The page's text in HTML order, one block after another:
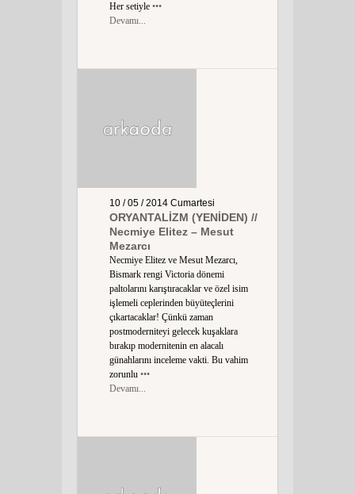
Her setiyle •••
Devamı...
10 / 05 / 2014 Cumartesi
ORYANTALİZM (YENİDEN) //
Necmiye Elitez – Mesut
Mezarcı
Necmiye Elitez ve Mesut Mezarcı,
Bismark rengi Victoria dönemi
paltolarını karıştıracaklar ve özel isim
işlemeli ceplerinden büyüteçlerini
çıkartacaklar! Çünkü zaman
postmoderniteyi gelecek kuşaklara
bırakıp modernitenin en alacalı
günahlarını inceleme vakti. Bu vahim
zorunlu •••
Devamı...